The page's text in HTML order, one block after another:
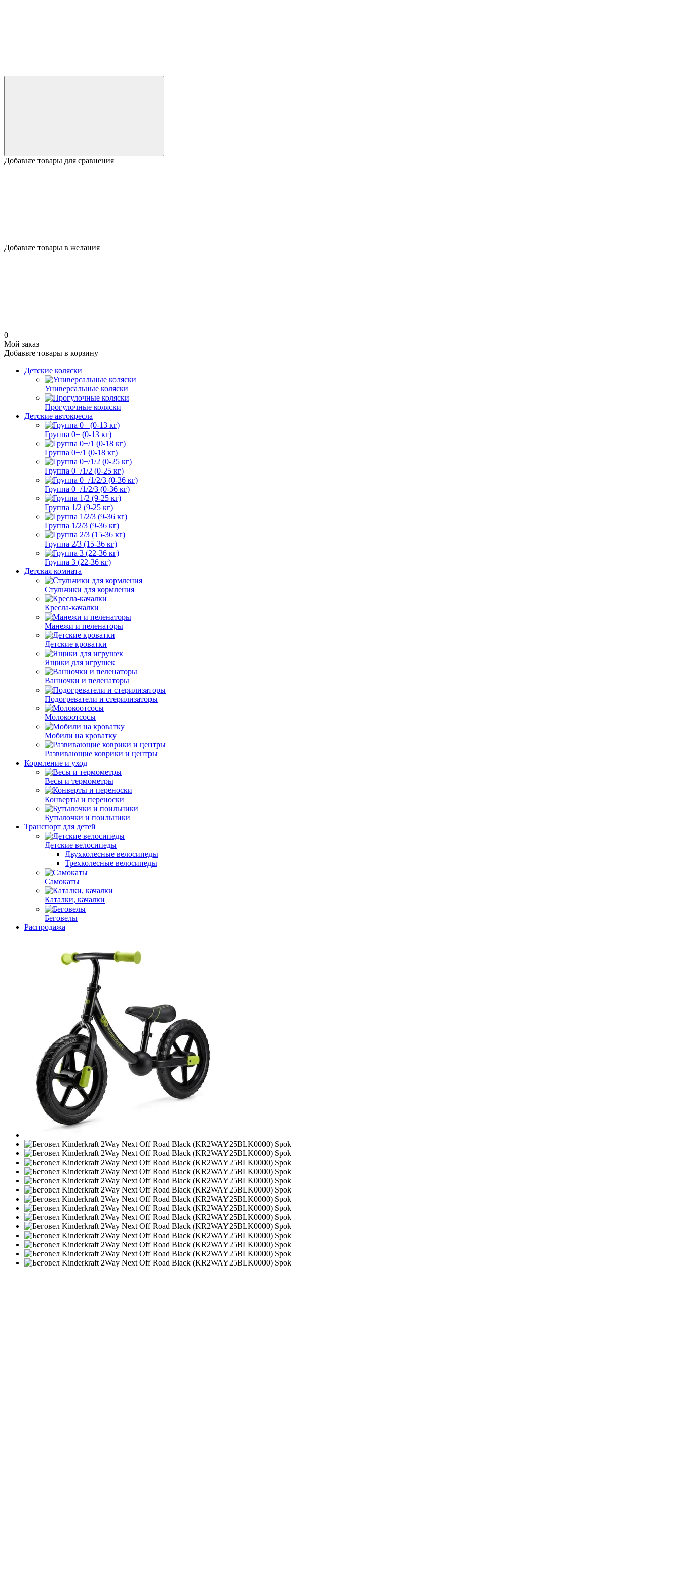
Добавьте товары для сравнения
Добавьте товары в желания
0
Мой заказ
Добавьте товары в корзину
Детские коляски
Универсальные коляски
Прогулочные коляски
Детские автокресла
Группа 0+ (0-13 кг)
Группа 0+/1 (0-18 кг)
Группа 0+/1/2 (0-25 кг)
Группа 0+/1/2/3 (0-36 кг)
Группа 1/2 (9-25 кг)
Группа 1/2/3 (9-36 кг)
Группа 2/3 (15-36 кг)
Группа 3 (22-36 кг)
Детская комната
Стульчики для кормления
Кресла-качалки
Манежи и пеленаторы
Детские кроватки
Ящики для игрушек
Ванночки и пеленаторы
Подогреватели и стерилизаторы
Молокоотсосы
Мобили на кроватку
Развивающие коврики и центры
Кормление и уход
Весы и термометры
Конверты и переноски
Бутылочки и поильники
Транспорт для детей
Детские велосипеды
Двухколесные велосипеды
Трехколесные велосипеды
Самокаты
Каталки, качалки
Беговелы
Распродажа